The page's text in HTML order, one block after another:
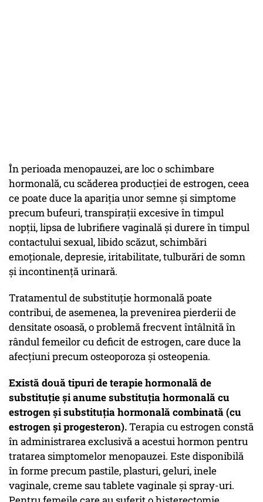
În perioada menopauzei, are loc o schimbare
hormonală, cu scăderea producției de estrogen, ceea
ce poate duce la apariția unor semne și simptome
precum bufeuri, transpirații excesive în timpul
nopții, lipsa de lubrifiere vaginală și durere în timpul
contactului sexual, libido scăzut, schimbări
emoționale, depresie, iritabilitate, tulburări de somn
și incontinență urinară.
Tratamentul de substituție hormonală poate
contribui, de asemenea, la prevenirea pierderii de
densitate osoasă, o problemă frecvent întâlnită în
rândul femeilor cu deficit de estrogen, care duce la
afecțiuni precum osteoporoza și osteopenia.
Există două tipuri de terapie hormonală de
substituție și anume substituția hormonală cu
estrogen și substituția hormonală combinată (cu
estrogen și progesteron).Terapia cu estrogen constă
în administrarea exclusivă a acestui hormon pentru
tratarea simptomelor menopauzei. Este disponibilă
în forme precum pastile, plasturi, geluri, inele
vaginale, creme sau tablete vaginale și spray-uri.